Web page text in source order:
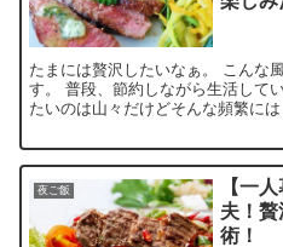
たまには贅沢したいなぁ。 こんな
す。 普段、節約しながら生活して
たいのは山々だけどそんな頻繁に
夜ご飯
【一
夫！
術！